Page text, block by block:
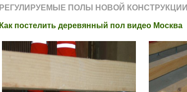
РЕГУЛИРУЕМЫЕ ПОЛЫ НОВОЙ КОНСТРУКЦИИ
Как постелить деревянный пол видео Москва